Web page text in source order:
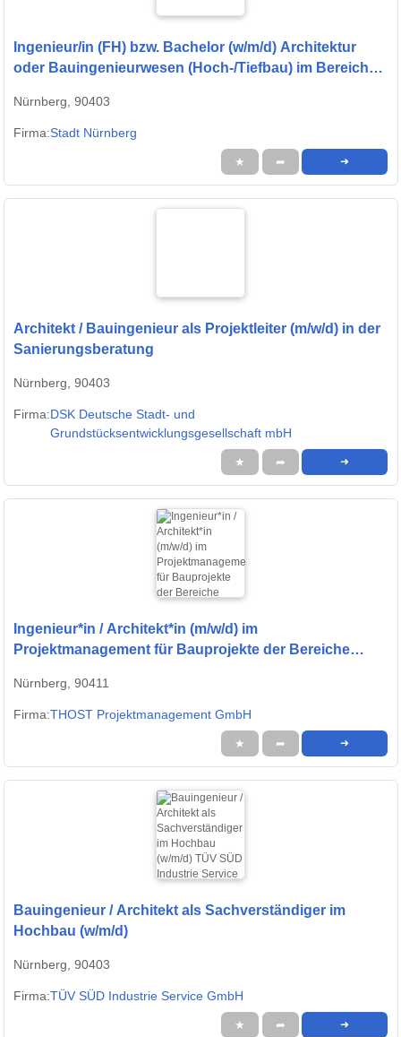
Ingenieur/in (FH) bzw. Bachelor (w/m/d) Architektur
oder Bauingenieurwesen (Hoch-/Tiefbau) im Bereich
Nürnberg, 90403
Firma:Stadt Nürnberg
★ ➦ ➜
Architekt / Bauingenieur als Projektleiter (m/w/d) in der
Sanierungsberatung
Nürnberg, 90403
Firma:DSK Deutsche Stadt- und
Grundstücksentwicklungsgesellschaft mbH
★ ➦ ➜
Ingenieur*in / Architekt*in (m/w/d) im
Projektmanagement für Bauprojekte der Bereiche
Nürnberg, 90411
Firma:THOST Projektmanagement GmbH
★ ➦ ➜
Bauingenieur / Architekt als Sachverständiger im
Hochbau (w/m/d)
Nürnberg, 90403
Firma:TÜV SÜD Industrie Service GmbH
★ ➦ ➜